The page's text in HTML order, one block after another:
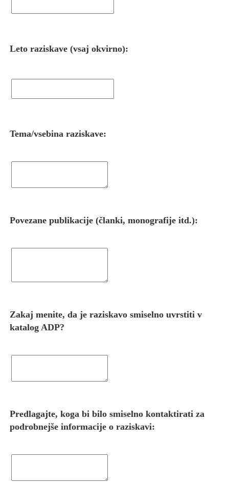
Leto raziskave (vsaj okvirno):
Tema/vsebina raziskave:
Povezane publikacije (članki, monografije itd.):
Zakaj menite, da je raziskavo smiselno uvrstiti v
katalog ADP?
Predlagajte, koga bi bilo smiselno kontaktirati za
podrobnejše informacije o raziskavi: